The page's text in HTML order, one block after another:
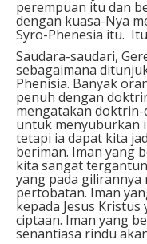
perempuan itu dan
dengan kuasa-Nya
Syro-Phenesia itu.
Saudara-saudari,
sebagaimana
Phenisia. Banyak
penuh dengan
mengatakan
untuk menyuburkan
tetapi ia dapat kita
beriman. Iman yang
kita sangat
yang pada
pertobatan. Iman
kepada Jesus
ciptaan. Iman yang
senantiasa rindu